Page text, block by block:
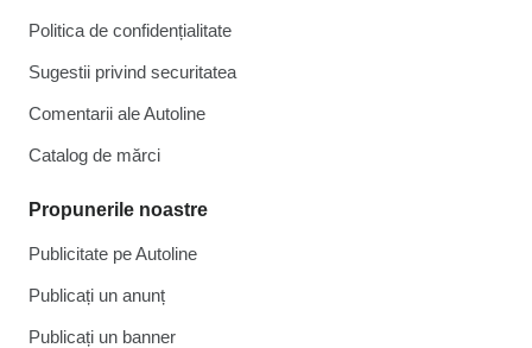
Politica de confidențialitate
Sugestii privind securitatea
Comentarii ale Autoline
Catalog de mărcі
Propunerile noastre
Publicitate pe Autoline
Publicați un anunț
Publicați un banner